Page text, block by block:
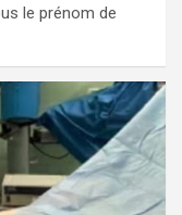
le prénom de